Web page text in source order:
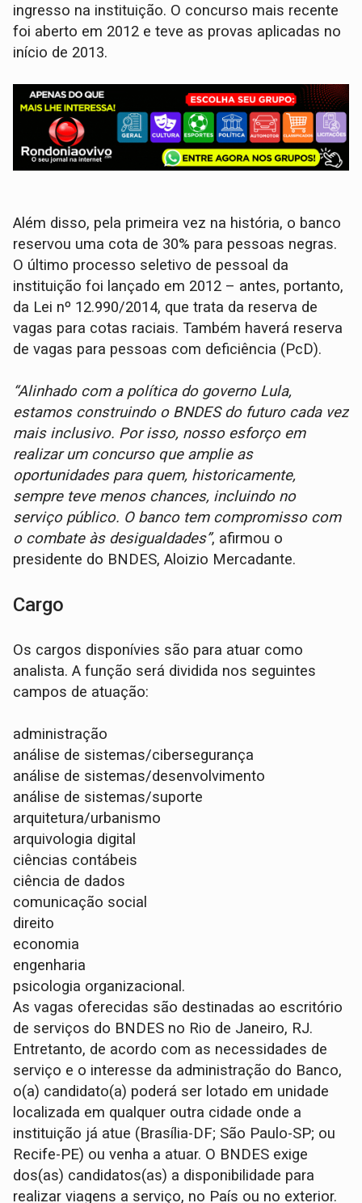
ingresso na instituição. O concurso mais recente
foi aberto em 2012 e teve as provas aplicadas no
início de 2013.
Além disso, pela primeira vez na história, o banco
reservou uma cota de 30% para pessoas negras.
O último processo seletivo de pessoal da
instituição foi lançado em 2012 – antes, portanto,
da Lei nº 12.990/2014, que trata da reserva de
vagas para cotas raciais. Também haverá reserva
de vagas para pessoas com deficiência (PcD).
“Alinhado com a política do governo Lula,
estamos construindo o BNDES do futuro cada vez
mais inclusivo. Por isso, nosso esforço em
realizar um concurso que amplie as
oportunidades para quem, historicamente,
sempre teve menos chances, incluindo no
serviço público. O banco tem compromisso com
o combate às desigualdades”, afirmou o
presidente do BNDES, Aloizio Mercadante.
Cargo
Os cargos disponívies são para atuar como
analista. A função será dividida nos seguintes
campos de atuação:
administração
análise de sistemas/cibersegurança
análise de sistemas/desenvolvimento
análise de sistemas/suporte
arquitetura/urbanismo
arquivologia digital
ciências contábeis
ciência de dados
comunicação social
direito
economia
engenharia
psicologia organizacional.
As vagas oferecidas são destinadas ao escritório
de serviços do BNDES no Rio de Janeiro, RJ.
Entretanto, de acordo com as necessidades de
serviço e o interesse da administração do Banco,
o(a) candidato(a) poderá ser lotado em unidade
localizada em qualquer outra cidade onde a
instituição já atue (Brasília-DF; São Paulo-SP; ou
Recife-PE) ou venha a atuar. O BNDES exige
dos(as) candidatos(as) a disponibilidade para
realizar viagens a serviço, no País ou no exterior.